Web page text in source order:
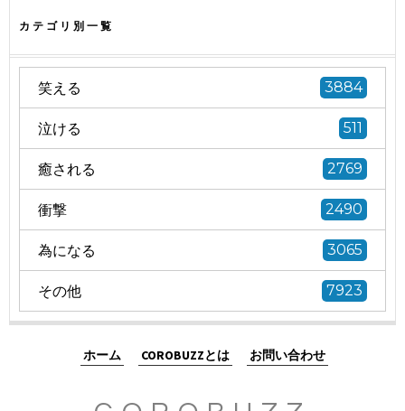
カテゴリ別一覧
笑える 3884
泣ける 511
癒される 2769
衝撃 2490
為になる 3065
その他 7923
ホーム COROBUZZとは お問い合わせ